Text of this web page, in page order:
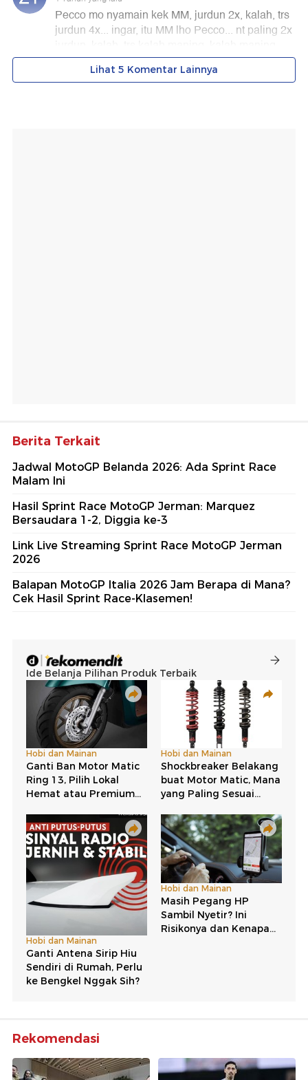
Berita Terkait
Jadwal MotoGP Belanda 2026: Ada Sprint Race
Malam Ini
Hasil Sprint Race MotoGP Jerman: Marquez
Bersaudara 1-2, Diggia ke-3
Link Live Streaming Sprint Race MotoGP Jerman
2026
Balapan MotoGP Italia 2026 Jam Berapa di Mana?
Cek Hasil Sprint Race-Klasemen!
Rekomendasi